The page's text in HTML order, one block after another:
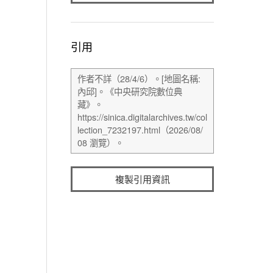
引用
複製引用資訊